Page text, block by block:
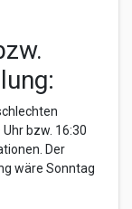
bzw. 16:30
Der
wäre Sonntag